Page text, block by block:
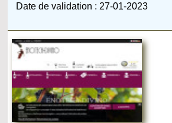
Date de validation : 27-01-2023